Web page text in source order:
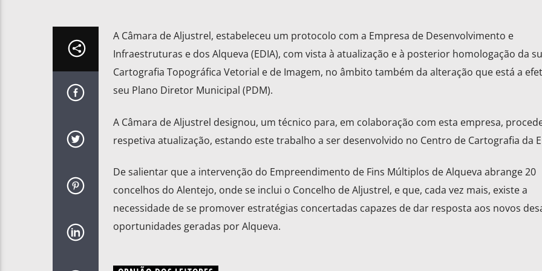
A Câmara de Aljustrel, estabeleceu um protocolo com a Empresa de Desenvolvimento e
Infraestruturas e dos Alqueva (EDIA), com vista à atualização e à posterior homologação da
Cartografia Topográfica Vetorial e de Imagem, no âmbito também da alteração que está a
seu Plano Diretor Municipal (PDM).
A Câmara de Aljustrel designou, um técnico para, em colaboração com esta empresa,
respetiva atualização, estando este trabalho a ser desenvolvido no Centro de Cartografia da
De salientar que a intervenção do Empreendimento de Fins Múltiplos de Alqueva abrange 20
concelhos do Alentejo, onde se inclui o Concelho de Aljustrel, e que, cada vez mais, existe a
necessidade de se promover estratégias concertadas capazes de dar resposta aos novos
oportunidades geradas por Alqueva.